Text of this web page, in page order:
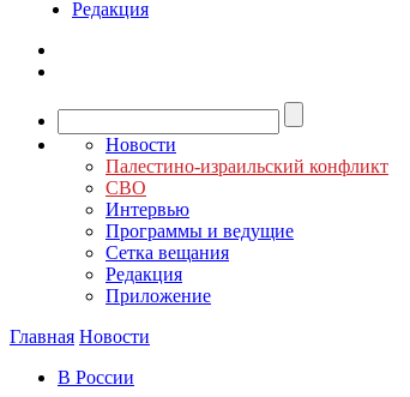
Редакция
Новости
Палестино-израильский конфликт
СВО
Интервью
Программы и ведущие
Сетка вещания
Редакция
Приложение
Главная Новости
В России